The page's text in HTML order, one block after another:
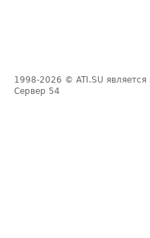
1998-2026 © ATI.SU
Сервер 54